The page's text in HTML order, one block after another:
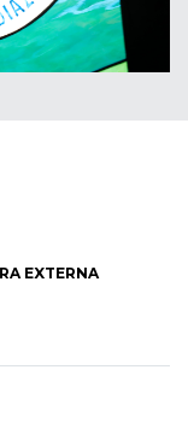
EXTERNA